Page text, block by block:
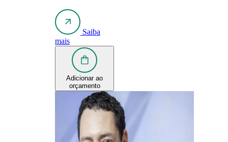
Saiba
mais
Adicionar ao
orçamento